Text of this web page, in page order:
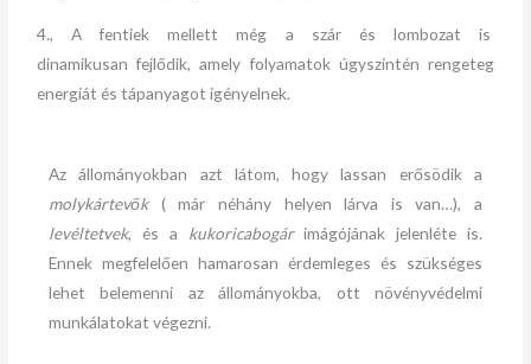
4., A fentiek mellett még a szár és lombozat is
dinamikusan fejlődik, amely folyamatok úgyszintén rengeteg
energiát és tápanyagot igényelnek.
Az állományokban azt látom, hogy lassan erősödik a
molykártevők( már néhány helyen lárva is van…), a
levéltetvek, és a kukoricabogárimágójának jelenléte is.
Ennek megfelelően hamarosan érdemleges és szükséges
lehet belemenni az állományokba, ott növényvédelmi
munkálatokat végezni.